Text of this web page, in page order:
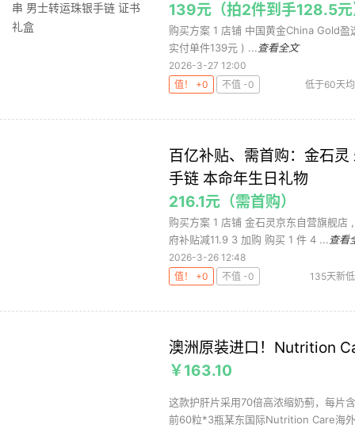
139元（拍2件到手128.5
购买方案 1 店铺 中国黄金China Gold
实付单件139元 ) ... 查看全文
2026-3-27 12:00
值！ +0
不值 -0 低于60天
百亿补贴、需首购：金石
手链 本命年生日礼物
216.1元（需首购）
购买方案 1 店铺 金石灵京东自营旗舰
府补贴减11.9 3 加购 购买 1 件 4 ... 查看
2026-3-26 12:48
值！ +0
不值 -0 135天新低
澳洲原装进口！Nutrition
￥163.10
这款护肝片采用70倍高浓缩奶蓟，每片
前60粒*3瓶某东国际Nutrition Care海